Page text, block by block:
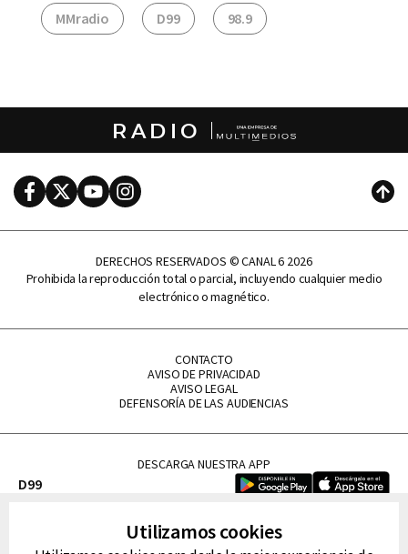
MMradio D99 98.9
RADIO
FacebookTwitterYoutubeInstagram
DERECHOS RESERVADOS © CANAL 6 2026
Prohibida la reproducción total o parcial, incluyendo cualquier medio
electrónico o magnético.
CONTACTO
AVISO DE PRIVACIDAD
AVISO LEGAL
DEFENSORÍA DE LAS AUDIENCIAS
DESCARGA NUESTRA APP
D99
Utilizamos cookies